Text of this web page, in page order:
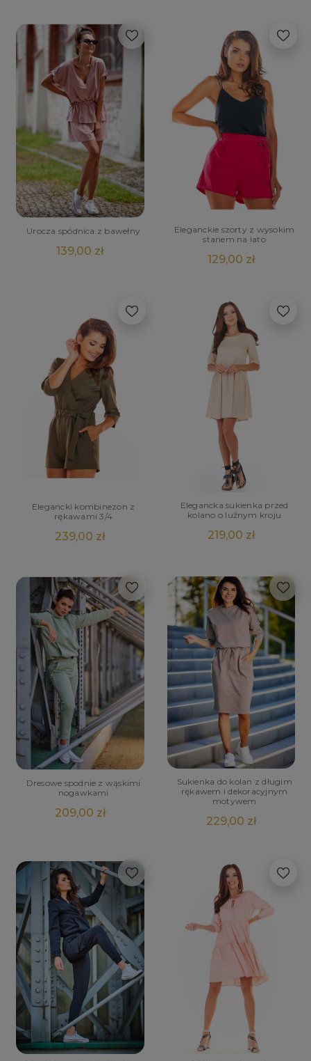
Urocza spódnica z bawełny
139,00 zł
Eleganckie szorty z wysokim
stanem na lato
129,00 zł
Elegancki kombinezon z
rękawami 3/4
239,00 zł
Elegancka sukienka przed
kolano o luźnym kroju
219,00 zł
Dresowe spodnie z wąskimi
nogawkami
209,00 zł
Sukienka do kolan z długim
rękawem i dekoracyjnym
motywem
229,00 zł